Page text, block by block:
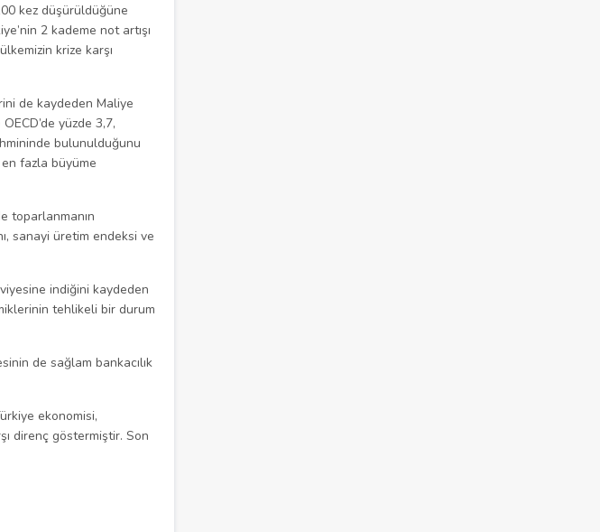
kez düşürüldüğüne
2 kademe not artışı
krize karşı
de kaydeden Maliye
yüzde 3,7,
bulunulduğunu
en fazla büyüme
toparlanmanın
sanayi üretim endeksi ve
indiğini kaydeden
tehlikeli bir durum
de sağlam bankacılık
ekonomisi,
direnç göstermiştir. Son